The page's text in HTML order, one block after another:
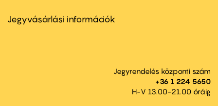
second
Jegyvásárlási információk
Jegyrendelés központi szám
+36 1 224 5650
H-V 13.00-21.00 óráig